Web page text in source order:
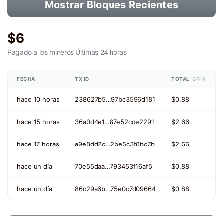
Mostrar Bloques Recientes
$6
Pagado a los mineros Últimas 24 horas
FECHA TX ID TOTAL GRIN
hace 10 horas 238627b5…97bc3596d181 $0.88
hace 15 horas 36a0d4e1…87e52cde2291 $2.66
hace 17 horas a9e8dd2c…2be5c3f8bc7b $2.66
hace un día 70e55daa…793453f16af5 $0.88
hace un día 86c29a6b…75e0c7d09664 $0.88